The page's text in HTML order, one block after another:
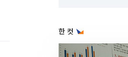
한 컷